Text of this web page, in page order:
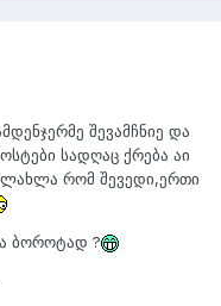
შევამჩნიე და
სადღაც ქრება აი
რომ შევედი,ერთი
ბოროტად ?